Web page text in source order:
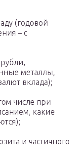
(годовой
– с
металлы,
вклада);
числе при
какие
и частичного